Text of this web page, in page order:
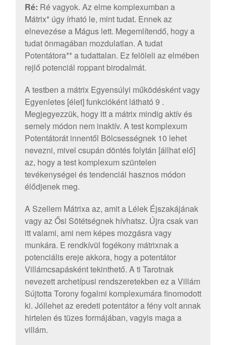
Ré: Ré vagyok. Az elme komplexumban a
Mátrix* úgy írható le, mint tudat. Ennek az
elnevezése a Mágus lett. Megemlítendő, hogy a
tudat önmagában mozdulatlan. A tudat
Potentátora** a tudattalan. Ez felöleli az elmében
rejlő potenciál roppant birodalmát.
A testben a mátrix Egyensúlyi működésként vagy
Egyenletes [élet] funkcióként látható 9 .
Megjegyezzük, hogy itt a mátrix mindig aktív és
semely módon nem inaktív. A test komplexum
Potentátorát innentől Bölcsességnek 10 lehet
nevezni, mivel csupán döntés folytán [állhat elő]
az, hogy a test komplexum szüntelen
tevékenységei és tendenciái hasznos módon
élődjenek meg.
A Szellem Mátrixa az, amit a Lélek Éjszakájának
vagy az Ősi Sötétségnek hívhatsz. Újra csak van
itt valami, ami nem képes mozgásra vagy
munkára. E rendkívül fogékony mátrixnak a
potenciális ereje akkora, hogy a potentátor
Villámcsapásként tekinthető. A ti Tarotnak
nevezett archetípusi rendszeretekben ez a Villám
Sújtotta Torony fogalmi komplexumára finomodott
ki. Jóllehet az eredeti potentátor a fény volt annak
hirtelen és tüzes formájában, vagyis maga a
villám.